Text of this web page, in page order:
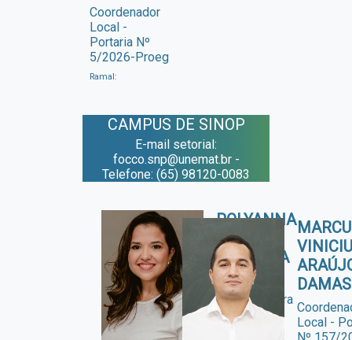
Coordenador
Local -
Portaria Nº
5/2026-Proeg
Ramal:
CAMPUS DE SINOP
E-mail setorial:
focco.snp@unemat.br -
Telefone: (65) 98120-0083
POLYANNA
POSSANI
DA COSTA
PETRY
Coordenadora
Local -
Local -